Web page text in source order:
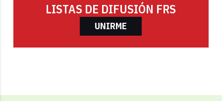
LISTAS DE DIFUSIÓN FRS
UNIRME